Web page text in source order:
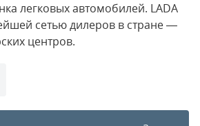
легковых автомобилей. LADA
сетью дилеров в стране —
центров.